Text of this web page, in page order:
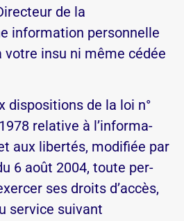
de la
information personnelle
votre insu ni même cédée
dis­po­si­tions de la loi n°
re­la­tive à l’­in­for­ma­
aux li­bertés, mo­di­fiée par
6 août 2004, toute per­
ses droits d’accès,
ser­vice sui­vant